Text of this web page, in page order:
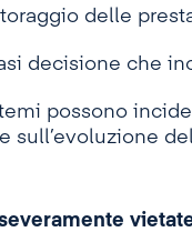
delle
decisione che
possono
sull’evoluzione